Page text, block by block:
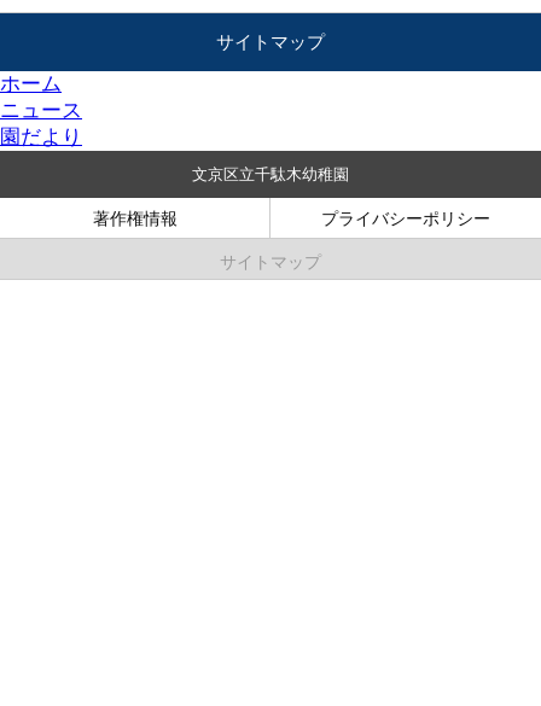
サイトマップ
ホーム
ニュース
園だより
文京区立千駄木幼稚園
著作権情報 プライバシーポリシー
サイトマップ